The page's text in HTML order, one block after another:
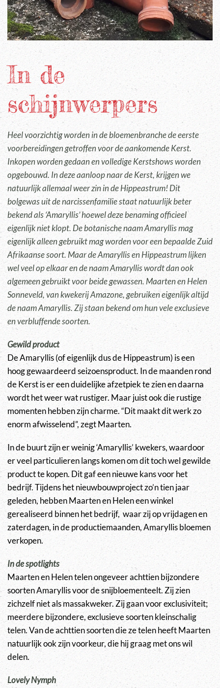
In de
schijnwerpers
Heel voorzichtig worden in de bloemenbranche de eerste
voorbereidingen getroffen voor de aankomende Kerst.
Inkopen worden gedaan en volledige Kerstshows worden
opgebouwd. In deze aanloop naar de Kerst, krijgen we
natuurlijk allemaal weer zin in de Hippeastrum! Dit
bolgewas uit de narcissenfamilie staat natuurlijk beter
bekend als ‘Amaryllis’ hoewel deze benaming officieel
eigenlijk niet klopt. De botanische naam Amaryllis mag
eigenlijk alleen gebruikt mag worden voor een bepaalde Zuid
Afrikaanse soort. Maar de Amaryllis en Hippeastrum lijken
wel veel op elkaar en de naam Amaryllis wordt dan ook
algemeen gebruikt voor beide gewassen. Maarten en Helen
Sonneveld, van kwekerij Amazone, gebruiken eigenlijk altijd
de naam Amaryllis. Zij staan bekend om hun vele exclusieve
en verbluffende soorten.
Gewild product
De Amaryllis (of eigenlijk dus de Hippeastrum) is een
hoog gewaardeerd seizoensproduct. In de maanden rond
de Kerst is er een duidelijke afzetpiek te zien en daarna
wordt het weer wat rustiger. Maar juist ook die rustige
momenten hebben zijn charme. “Dit maakt dit werk zo
enorm afwisselend”, zegt Maarten.
In de buurt zijn er weinig ‘Amaryllis’ kwekers, waardoor
er veel particulieren langs komen om dit toch wel gewilde
product te kopen. Dit gaf een nieuwe kans voor het
bedrijf. Tijdens het nieuwbouwproject zo’n tien jaar
geleden, hebben Maarten en Helen een winkel
gerealiseerd binnen het bedrijf, waar zij op vrijdagen en
zaterdagen, in de productiemaanden, Amaryllis bloemen
verkopen.
In de spotlights
Maarten en Helen telen ongeveer achttien bijzondere
soorten Amaryllis voor de snijbloementeelt. Zij zien
zichzelf niet als massakweker. Zij gaan voor exclusiviteit;
meerdere bijzondere, exclusieve soorten kleinschalig
telen. Van de achttien soorten die ze telen heeft Maarten
natuurlijk ook zijn voorkeur, die hij graag met ons wil
delen.
Lovely Nymph